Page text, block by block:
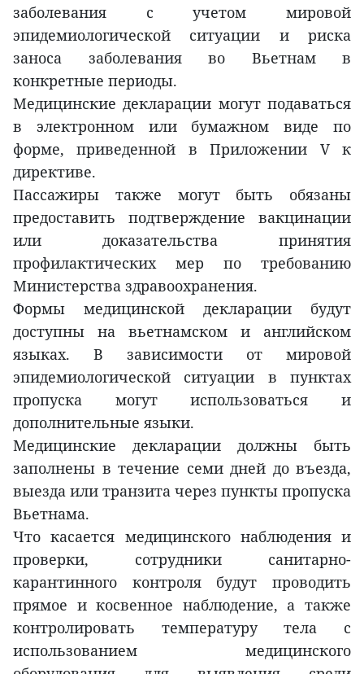
заболевания с учетом мировой
эпидемиологической ситуации и риска
заноса заболевания во Вьетнам в
конкретные периоды.
Медицинские декларации могут подаваться
в электронном или бумажном виде по
форме, приведенной в Приложении V к
директиве.
Пассажиры также могут быть обязаны
предоставить подтверждение вакцинации
или доказательства принятия
профилактических мер по требованию
Министерства здравоохранения.
Формы медицинской декларации будут
доступны на вьетнамском и английском
языках. В зависимости от мировой
эпидемиологической ситуации в пунктах
пропуска могут использоваться и
дополнительные языки.
Медицинские декларации должны быть
заполнены в течение семи дней до въезда,
выезда или транзита через пункты пропуска
Вьетнама.
Что касается медицинского наблюдения и
проверки, сотрудники санитарно-
карантинного контроля будут проводить
прямое и косвенное наблюдение, а также
контролировать температуру тела с
использованием медицинского